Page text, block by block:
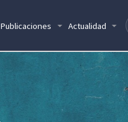
Publicaciones Actualidad